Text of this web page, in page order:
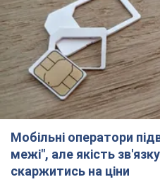
Мобільні оператори
межі", але якість
скаржитись на ціни